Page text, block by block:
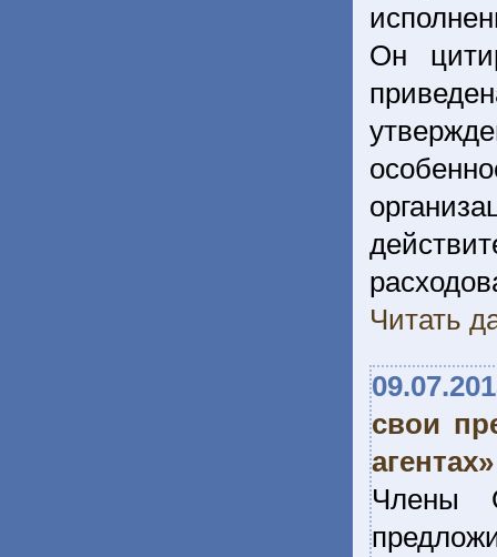
Он
Читать
свои
агентах»
Члены